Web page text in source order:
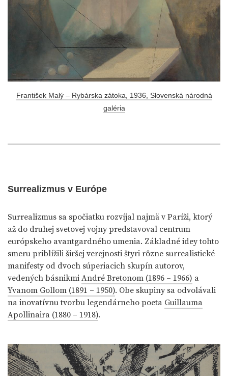
František Malý – Rybárska zátoka, 1936, Slovenská národná
galéria
Surrealizmus v Európe
Surrealizmus sa spočiatku rozvíjal najmä v Paríži, ktorý
až do druhej svetovej vojny predstavoval centrum
európskeho avantgardného umenia. Základné idey tohto
smeru priblížili širšej verejnosti štyri rôzne surrealistické
manifesty od dvoch súperiacich skupín autorov,
vedených básnikmi André Bretonom (1896 – 1966) a
Yvanom Gollom (1891 – 1950). Obe skupiny sa odvolávali
na inovatívnu tvorbu legendárneho poeta Guillauma
Apollinaira (1880 – 1918).